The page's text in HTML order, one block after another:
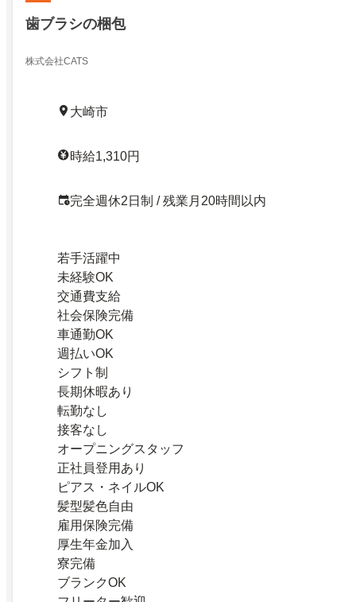
歯ブラシの梱包
株式会社CATS
大崎市
時給1,310円
完全週休2日制 / 残業月20時間以内
若手活躍中
未経験OK
交通費支給
社会保険完備
車通勤OK
週払いOK
シフト制
長期休暇あり
転勤なし
接客なし
オープニングスタッフ
正社員登用あり
ピアス・ネイルOK
髪型髪色自由
雇用保険完備
厚生年金加入
寮完備
ブランクOK